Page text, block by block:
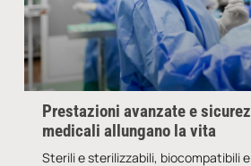
Prestazioni avanzate e
medicali allungano la vita
Sterili e sterilizzabili, biocompatibili